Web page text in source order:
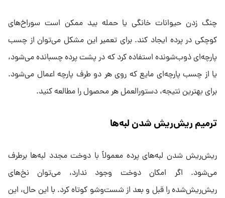
چنگ زدن حیوانات خانگی یا حمله بید ممکن است سوراخ‌های
کوچکی در پرده ایجاد کند. برای تعمیر این مشکل می‌توان از چسب
پارچه‌ای ذوب‌شونده استفاده کرد که در پشت پرده چسبانده می‌شود،
یا از چسب پارچه‌ای مایع که روی هر دو طرف پارچه اعمال می‌شود.
برای بهترین نتیجه، دستورالعمل هر محصول را مطالعه کنید.
ترمیم ریش‌ریش شدن لبه‌ها
ریش‌ریش شدن لبه‌های پرده معمولاً با دوخت مجدد لبه‌ها برطرف
می‌شود. اگر امکان دوخت وجود ندارد، می‌توان نخ‌های
ریش‌ریش‌شده را قبل و بعد از شست‌وشو کوتاه کرد. با این حال، این